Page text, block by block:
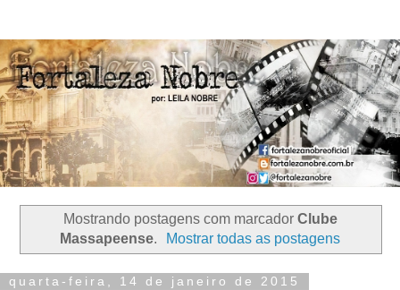
Mostrando postagens com marcador Clube
Massapeense. Mostrar todas as postagens
quarta-feira, 14 de janeiro de 2015